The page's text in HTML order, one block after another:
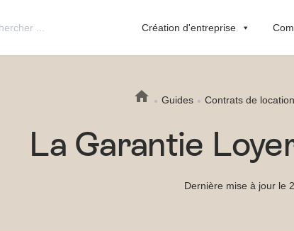
Création d'entreprise
Guides Contrats de location
La Garantie
Dernière mise à jour le